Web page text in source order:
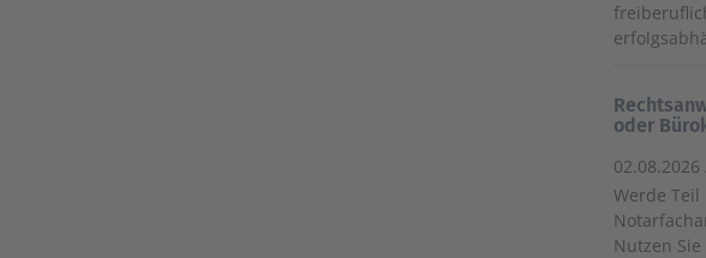
oder
02.08.2026
Werde Teil
Nutzen